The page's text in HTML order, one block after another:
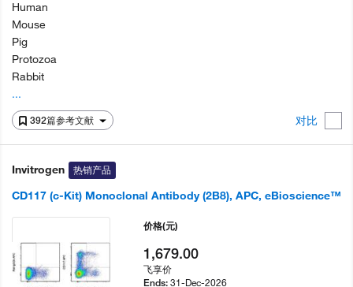
392篇参考文献 对比
Human
Mouse
Pig
Protozoa
Rabbit
...
Invitrogen 热销产品
CD117 (c-Kit) Monoclonal Antibody (2B8), APC, eBioscience™
价格(元)
1,679.00
飞享价
Ends:31-Dec-2026